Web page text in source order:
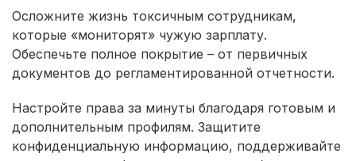
Осложните жизнь токсичным сотрудникам,
которые «мониторят» чужую зарплату.
Обеспечьте полное покрытие – от первичных
документов до регламентированной отчетности.
Настройте права за минуты благодаря готовым и
дополнительным профилям. Защитите
конфиденциальную информацию, поддерживайте